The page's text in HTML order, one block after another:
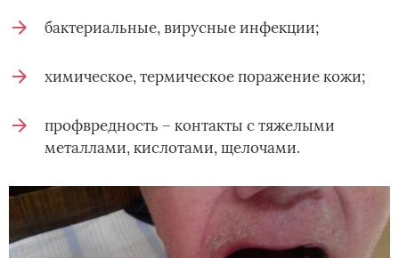
бактериальные, вирусные инфекции;
химическое, термическое поражение кожи;
профвредность – контакты с тяжелыми
металлами, кислотами, щелочами.